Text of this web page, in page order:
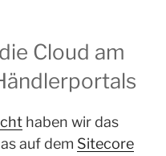
Cloud am
haben wir das
auf dem Sitecore